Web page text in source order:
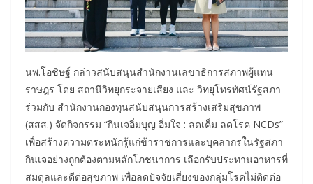
นพ.โอชิษฐ์ กล่าวสนับสนุนสำนักงานเลขาธิการสภาพผู้แทน
ราษฎร โดย สถานีวิทยุกระจายเสียง และ วิทยุโทรทัศน์รัฐสภา
ร่วมกับ สำนักงานกองทุนสนับสนุนการสร้างเสริมสุขภาพ
(สสส.) จัดกิจกรรม “กินเจอิ่มบุญ อิ่มใจ : ลดเค็ม ลดโรค NCDs”
เพื่อสร้างความตระหนักรู้แก่ข้าราชการและบุคลากรในรัฐสภา
กินเจอย่างถูกต้องตามหลักโภชนาการ เลือกรับประทานอาหารที่
สมดุลและดีต่อสุขภาพ เพื่อลดปัจจัยเสี่ยงของกลุ่มโรคไม่ติดต่อ